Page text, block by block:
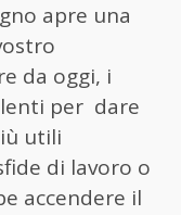
apre una
da oggi, i
per dare
utili
di lavoro o
accendere il